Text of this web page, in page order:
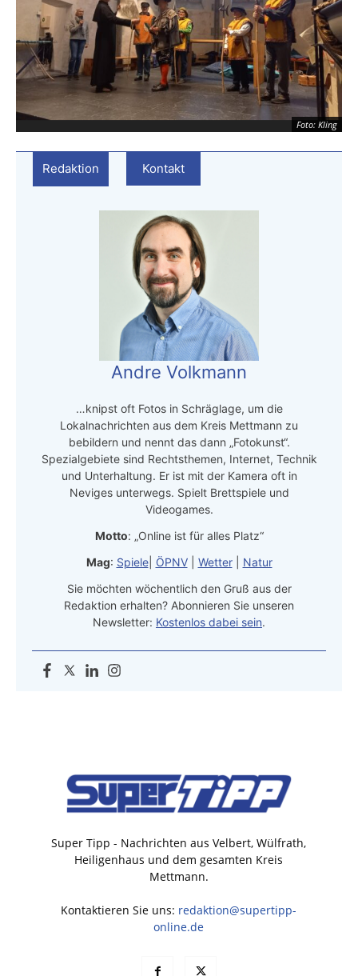
Foto: Kling
Redaktion Kontakt
Andre Volkmann
…knipst oft Fotos in Schräglage, um die
Lokalnachrichten aus dem Kreis Mettmann zu
bebildern und nennt das dann „Fotokunst“.
Spezialgebiete sind Rechtsthemen, Internet, Technik
und Unterhaltung. Er ist mit der Kamera oft in
Neviges unterwegs. Spielt Brettspiele und
Videogames.
Motto: „Online ist für alles Platz“
Mag: Spiele| ÖPNV| Wetter| Natur
Sie möchten wöchentlich den Gruß aus der
Redaktion erhalten? Abonnieren Sie unseren
Newsletter: Kostenlos dabei sein.
Super Tipp - Nachrichten aus Velbert, Wülfrath,
Heiligenhaus und dem gesamten Kreis
Mettmann.
Kontaktieren Sie uns: redaktion@supertipp-
online.de